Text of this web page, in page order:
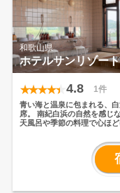
和歌山県
ホテルサンリゾー
4.8 1件
青い海と温泉に包まれる、
席。
南紀白浜の自然を感じ
天風呂や季節の料理で心ほど
泉とリゾート気分を楽しめ
館内には大浴場や露天風呂
浜温泉の湯をゆったりと満
す。客室は和室・洋室・和洋